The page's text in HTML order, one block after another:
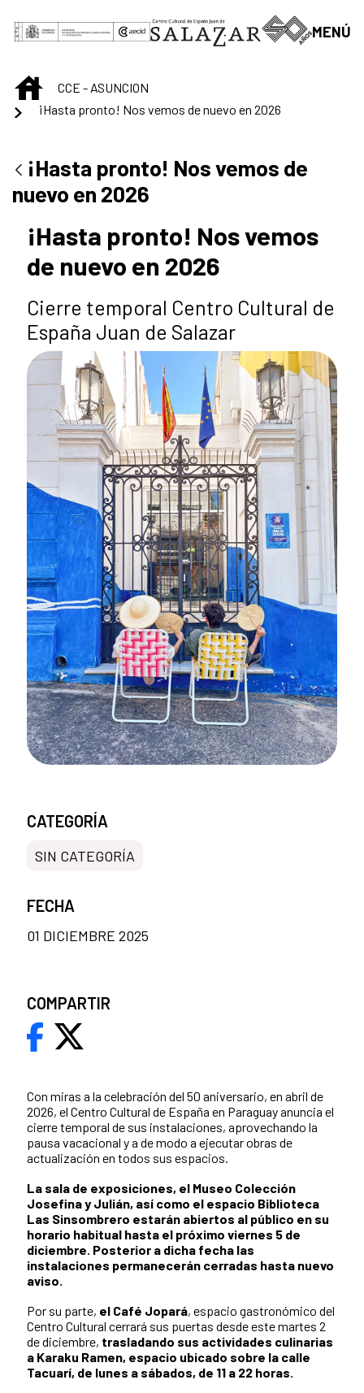
Saltar al contenido principal
MENÚ
INICIOCCE - ASUNCION
¡Hasta pronto! Nos vemos de nuevo en 2026
¡Hasta pronto! Nos vemos de
nuevo en 2026
¡Hasta pronto! Nos vemos
de nuevo en 2026
Cierre temporal Centro Cultural de
España Juan de Salazar
Con miras a la celebración del 50 aniversario, en abril de
2026, el Centro Cultural de España en Paraguay anuncia el
cierre temporal de sus instalaciones, aprovechando la
pausa vacacional y a de modo a ejecutar obras de
actualización en todos sus espacios.
La sala de exposiciones, el Museo Colección
Josefina y Julián, así como el espacio Biblioteca
Las Sinsombrero estarán abiertos al público en su
horario habitual hasta el próximo viernes 5 de
diciembre. Posterior a dicha fecha las
instalaciones permanecerán cerradas hasta nuevo
aviso.
Por su parte, el Café Jopará, espacio gastronómico del
Centro Cultural cerrará sus puertas desde este martes 2
de diciembre, trasladando sus actividades culinarias
a Karaku Ramen, espacio ubicado sobre la calle
Tacuarí, de lunes a sábados, de 11 a 22 horas.
CATEGORÍA
SIN CATEGORÍA
FECHA
01 DICIEMBRE 2025
COMPARTIR